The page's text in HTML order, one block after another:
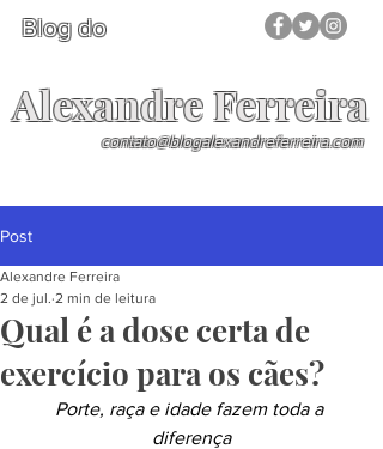
Blog do
Alexandre Ferreira
contato@blogalexandreferreira.com
Post
Qual é a dose certa de
exercício para os cães?
Alexandre Ferreira
2 de jul. 2 min de leitura
Porte, raça e idade fazem toda a
diferença